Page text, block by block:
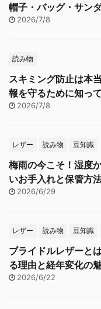
帽子・バッグ・サン
2026/7/8
読み物
スキミング防止は本
報を守るために知っ
2026/7/8
レザー 読み物 豆知識
梅雨の今こそ！湿度
いお手入れと保管方
2026/6/29
レザー 読み物 豆知識
ブライドルレザーと
る理由と経年変化の
2026/6/22